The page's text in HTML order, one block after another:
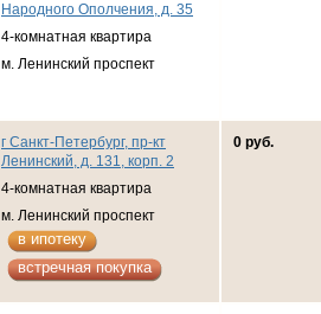
Народного Ополчения, д. 35
4-комнатная квартира
м. Ленинский проспект
г Санкт-Петербург, пр-кт
Ленинский, д. 131, корп. 2
4-комнатная квартира
м. Ленинский проспект
в ипотеку
встречная покупка
0 руб.